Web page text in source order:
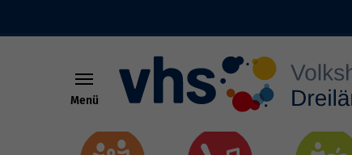
Skip to main content
Menü